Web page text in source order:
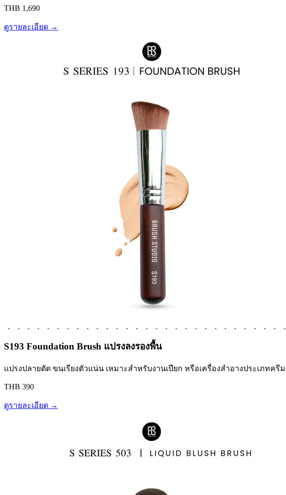
THB 1,690
ดูรายละเอียด →
S193 Foundation Brush แปรงลงรองพื้น
แปรงปลายตัด ขนเรียงตัวแน่น เหมาะสำหรับงานเปียก หรือเครื่องสำอางประเภทครีม
THB 390
ดูรายละเอียด →